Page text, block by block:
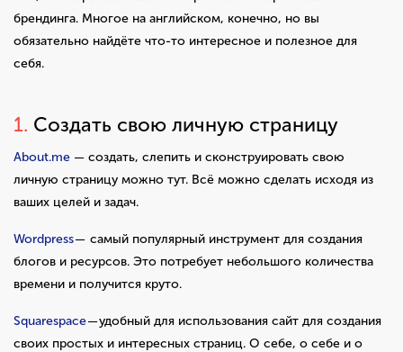
брендинга. Многое на английском, конечно, но вы
обязательно найдёте что-то интересное и полезное для
себя.
1. Создать свою личную страницу
About.me — создать, слепить и сконструировать свою
личную страницу можно тут. Всё можно сделать исходя из
ваших целей и задач.
Wordpress— самый популярный инструмент для создания
блогов и ресурсов. Это потребует небольшого количества
времени и получится круто.
Squarespace— удобный для использования сайт для создания
своих простых и интересных страниц. О себе, о себе и о